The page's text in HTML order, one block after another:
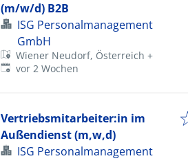
(m/w/d) B2B
ISG Personalmanagement
GmbH
Wiener Neudorf, Österreich +
Veröffentlicht:
vor 2 Wochen
Vertriebsmitarbeiter:in im
Außendienst (m,w,d)
ISG Personalmanagement